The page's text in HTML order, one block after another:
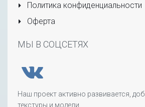
Политика конфиденциальности
Оферта
МЫ В СОЦСЕТЯХ
Наш проект активно развивается,
текстуры и модели.